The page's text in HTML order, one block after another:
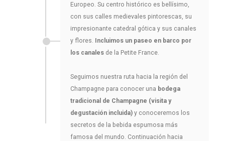
Europeo. Su centro histórico es bellísimo,
con sus calles medievales pintorescas, su
impresionante catedral gótica y sus canales
y flores. Incluimos un paseo en barco por
los canales de la Petite France.
Seguimos nuestra ruta hacia la región del
Champagne para conocer una bodega
tradicional de Champagne (visita y
degustación incluida) y conoceremos los
secretos de la bebida espumosa más
famosa del mundo. Continuación hacia